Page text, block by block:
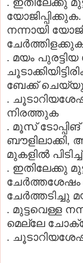
നന്നായി
. മയം പുരട്ടിയ
ബേക്ക്
.
നിരത്തുക
. മൂസ് ടോപ്പിങ്
മുകളില്‍
. ഇതിലേക്കു
ചേര്‍ത്തടിച്ചു
. മുട്ടവെള്ള
മെല്ലേ
.